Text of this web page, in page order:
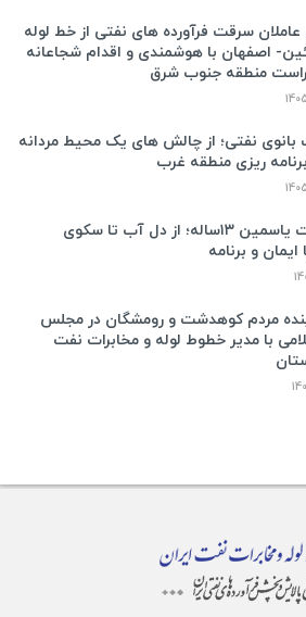
سرقت فرآورده های نفتی از خط لوله
نائین- اصفهان با هوشمندی و اقدام شجاعانه
منطقه جنوب شرق
نفتی؛ از چالش های یک محیط مردانه
ریزی منطقه غرب
راز موفقیت یاسمین ۱۳ساله؛ از دل آب تا سکوی
ایمان و برنامه
مردم کوهدشت و رومشگان در مجلس
با مدیر خطوط لوله و مخابرات نفت